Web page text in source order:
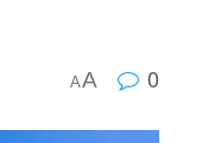
AA 0